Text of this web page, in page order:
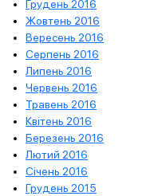
Грудень 2016
Жовтень 2016
Вересень 2016
Серпень 2016
Липень 2016
Червень 2016
Травень 2016
Квітень 2016
Березень 2016
Лютий 2016
Січень 2016
Грудень 2015